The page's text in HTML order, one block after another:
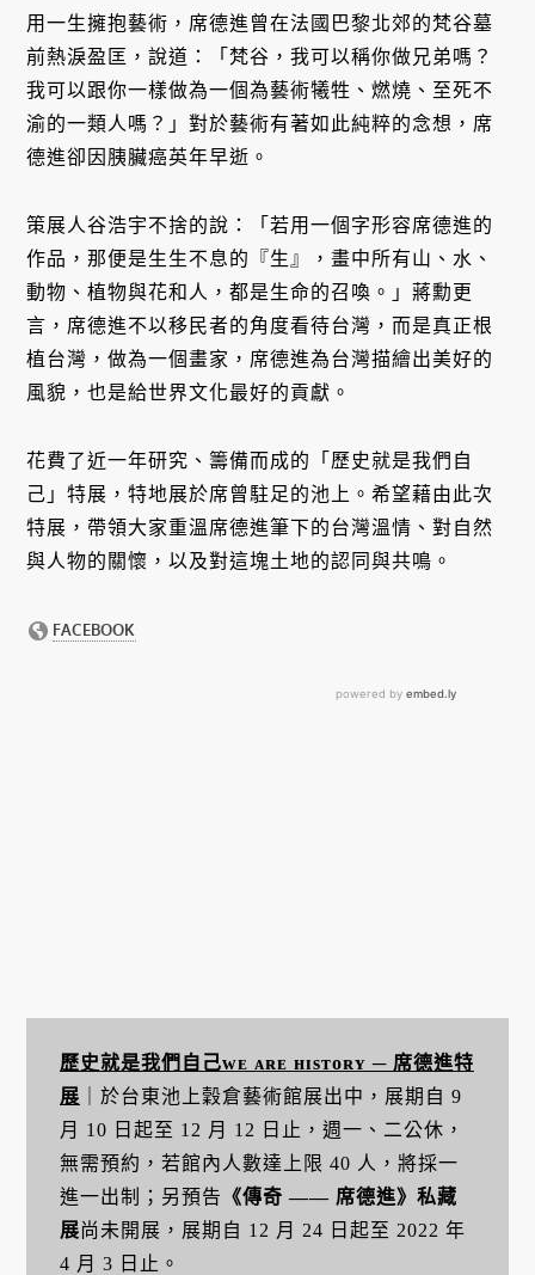
用一生擁抱藝術，席德進曾在法國巴黎北郊的梵谷墓
前熱淚盈匡，說道：「梵谷，我可以稱你做兄弟嗎？
我可以跟你一樣做為一個為藝術犧牲、燃燒、至死不
渝的一類人嗎？」對於藝術有著如此純粹的念想，席
德進卻因胰臟癌英年早逝。
策展人谷浩宇不捨的說：「若用一個字形容席德進的
作品，那便是生生不息的『生』，畫中所有山、水、
動物、植物與花和人，都是生命的召喚。」蔣勳更
言，席德進不以移民者的角度看待台灣，而是真正根
植台灣，做為一個畫家，席德進為台灣描繪出美好的
風貌，也是給世界文化最好的貢獻。
花費了近一年研究、籌備而成的「歷史就是我們自
己」特展，特地展於席曾駐足的池上。希望藉由此次
特展，帶領大家重溫席德進筆下的台灣溫情、對自然
與人物的關懷，以及對這塊土地的認同與共鳴。
歷史就是我們自己ᴡᴇ ᴀʀᴇ ʜɪsᴛᴏʀʏ ─ 席德進特
展 ｜於台東池上穀倉藝術館展出中，展期自 9
月 10 日起至 12 月 12 日止，週一、二公休，
無需預約，若館內人數達上限 40 人，將採一
進一出制；另預告 《傳奇 —— 席德進》私藏
展尚未開展，展期自 12 月 24 日起至 2022 年
4 月 3 日止。